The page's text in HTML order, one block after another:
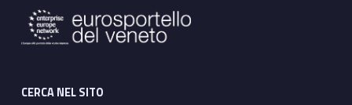
CERCA NEL SITO